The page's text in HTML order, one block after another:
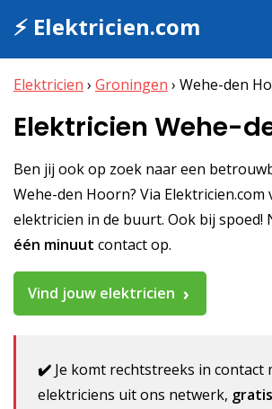
⚡ Elektricien.com
Elektricien › Groningen › Wehe-den
Elektricien Wehe-
Ben jij ook op zoek naar een
Wehe-den Hoorn? Via Elektricien.com
elektricien in de buurt. Ook bij spoed!
één minuut contact op.
Vind jouw elektricien
✔️ Je komt rechtstreeks in contact
elektriciens uit ons netwerk,